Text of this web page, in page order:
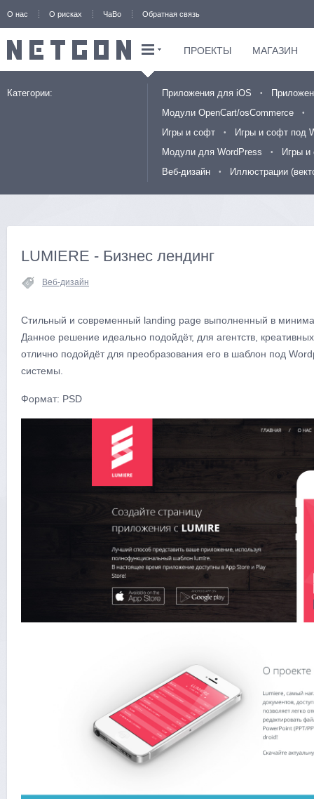
О нас О рисках ЧаВо Обратная связь
ПРОЕКТЫ МАГАЗИН
Категории: Приложения для iOS
Модули OpenCart/osCommerce
Игры и софт
Игры и софт под
Модули для WordPress
Игры
Веб-дизайн
Иллюстрации
LUMIERE - Бизнес лендинг
Веб-дизайн
Стильный и современный landing page выполненный в
Данное решение идеально подойдёт, для агентств,
отлично подойдёт для преобразования его в шаблон под
системы.
Формат: PSD